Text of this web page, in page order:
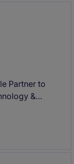
Partner to
&
people